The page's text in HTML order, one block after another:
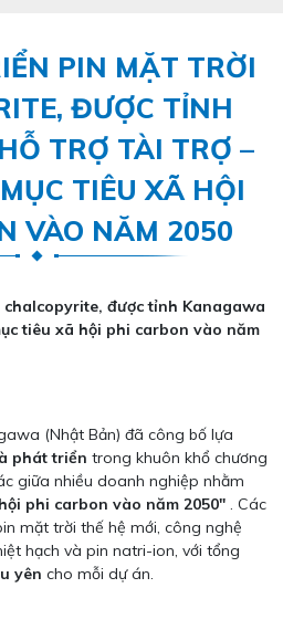
PIN MẶT TRỜI
ĐƯỢC TỈNH
TRỢ TÀI TRỢ –
TIÊU XÃ HỘI
VÀO NĂM 2050
được tỉnh Kanagawa
tiêu xã hội phi carbon vào năm
(Nhật Bản) đã công bố lựa
phát triển trong khuôn khổ chương
giữa nhiều doanh nghiệp nhằm
phi carbon vào năm 2050" . Các
mặt trời thế hệ mới, công nghệ
hạch và pin natri-ion, với tổng
yên cho mỗi dự án.